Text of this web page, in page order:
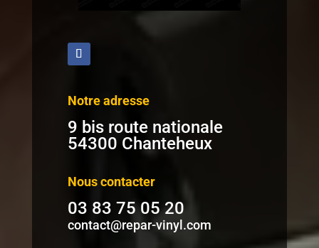
Notre adresse
9 bis route nationale
54300 Chanteheux
Nous contacter
03 83 75 05 20
contact@repar-vinyl.com